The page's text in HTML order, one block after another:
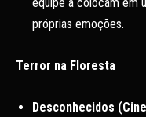
equipe a colocam em
próprias emoções.
Terror na Floresta
Desconhecidos